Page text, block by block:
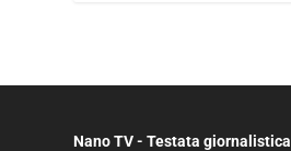
Nano TV - Testata giornalistica